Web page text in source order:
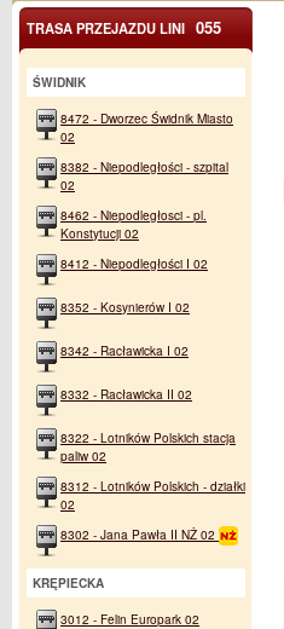
TRASA PRZEJAZDU LINI 055
ŚWIDNIK
8472 - Dworzec Świdnik Miasto
02
8382 - Niepodległości - szpital
02
8462 - Niepodległosci - pl.
Konstytucji 02
8412 - Niepodległości I 02
8352 - Kosynierów I 02
8342 - Racławicka I 02
8332 - Racławicka II 02
8322 - Lotników Polskich stacja
paliw 02
8312 - Lotników Polskich - działki
02
8302 - Jana Pawła II NŻ 02
KRĘPIECKA
3012 - Felin Europark 02